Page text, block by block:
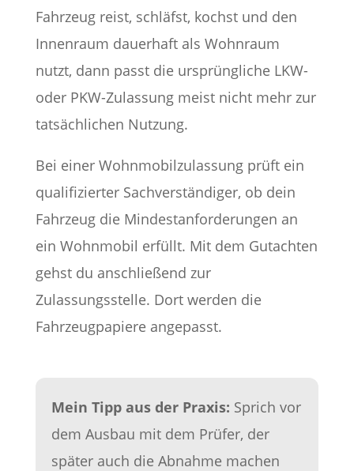
Fahrzeug reist, schläfst, kochst und den
Innenraum dauerhaft als Wohnraum
nutzt, dann passt die ursprüngliche LKW-
oder PKW-Zulassung meist nicht mehr zur
tatsächlichen Nutzung.
Bei einer Wohnmobilzulassung prüft ein
qualifizierter Sachverständiger, ob dein
Fahrzeug die Mindestanforderungen an
ein Wohnmobil erfüllt. Mit dem Gutachten
gehst du anschließend zur
Zulassungsstelle. Dort werden die
Fahrzeugpapiere angepasst.
Mein Tipp aus der Praxis: Sprich vor
dem Ausbau mit dem Prüfer, der
später auch die Abnahme machen